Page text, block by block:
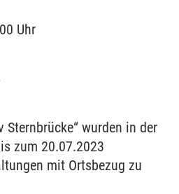
Uhr
Sternbrücke“ wurden in der
zum 20.07.2023
mit Ortsbezug zu